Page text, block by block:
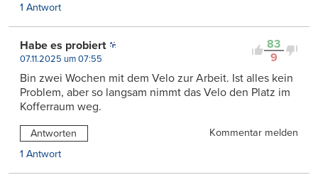
1 Antwort
83
9
Habe es probiert
07.11.2025 um 07:55
Bin zwei Wochen mit dem Velo zur Arbeit. Ist alles kein
Problem, aber so langsam nimmt das Velo den Platz im
Kofferraum weg.
Antworten
Kommentar melden
1 Antwort